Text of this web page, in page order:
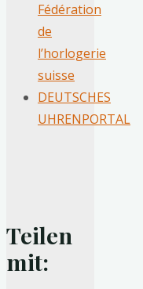
Fédération
de
l’horlogerie
suisse
DEUTSCHES
UHRENPORTAL
Teilen
mit: